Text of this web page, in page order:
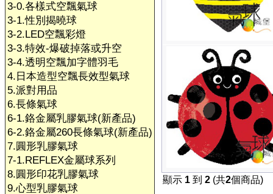
3-0.各樣式空飄氣球
3-1.性別揭曉球
3-2.LED空飄彩燈
3-3.特效-爆破掉落或升空
3-4.透明空飄加字體羽毛
4.日本造型空飄長效型氣球
5.派對用品
6.長條氣球
6-1.鉻金屬乳膠氣球(新產品)
6-2.鉻金屬260長條氣球(新產品)
7.圓形乳膠氣球
7-1.REFLEX金屬球系列
8.圓形印花乳膠氣球
9.心型乳膠氣球
顯示 1 到 2 (共2個商品)